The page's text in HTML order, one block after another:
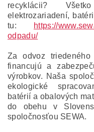
recyklácii?
elektrozariadení,
tu:
https://
odpadu/
Za odvoz
financujú a
výrobkov. Naša
ekologické
batérií a obalových
do obehu v
spoločnosťou SEWA.